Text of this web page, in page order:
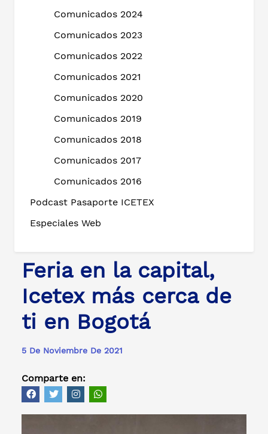
Comunicados 2024
Comunicados 2023
Comunicados 2022
Comunicados 2021
Comunicados 2020
Comunicados 2019
Comunicados 2018
Comunicados 2017
Comunicados 2016
Podcast Pasaporte ICETEX
Especiales Web
Feria en la capital,
Icetex más cerca de
ti en Bogotá
5 De Noviembre De 2021
Comparte en: